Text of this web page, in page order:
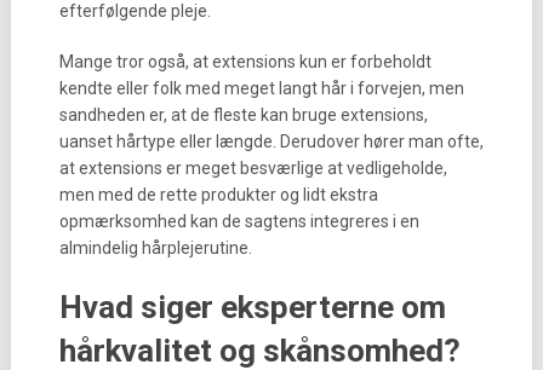
efterfølgende pleje.
Mange tror også, at extensions kun er forbeholdt
kendte eller folk med meget langt hår i forvejen, men
sandheden er, at de fleste kan bruge extensions,
uanset hårtype eller længde. Derudover hører man ofte,
at extensions er meget besværlige at vedligeholde,
men med de rette produkter og lidt ekstra
opmærksomhed kan de sagtens integreres i en
almindelig hårplejerutine.
Hvad siger eksperterne om
hårkvalitet og skånsomhed?